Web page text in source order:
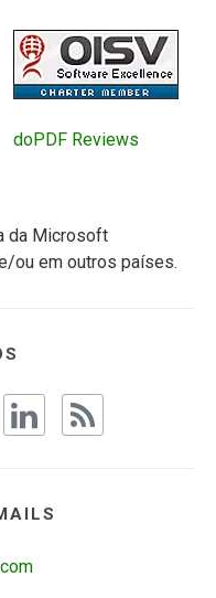
doPDF Reviews
da Microsoft
ou em outros países.